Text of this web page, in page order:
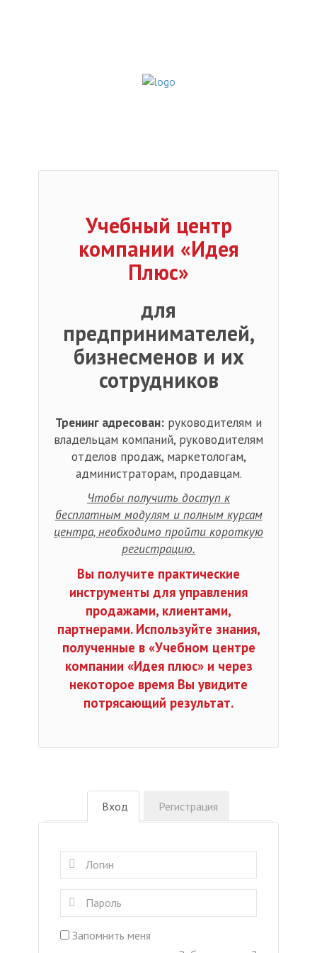
Учебный центр
компании «Идея
Плюс»
для
предпринимателей,
бизнесменов и их
сотрудников
Тренинг адресован: руководителям и
владельцам компаний, руководителям
отделов продаж, маркетологам,
администраторам, продавцам.
Чтобы получить доступ к
бесплатным модулям и полным курсам
центра, необходимо пройти короткую
регистрацию.
Вы получите практические
инструменты для управления
продажами, клиентами,
партнерами. Используйте знания,
полученные в «Учебном центре
компании «Идея плюс» и через
некоторое время Вы увидите
потрясающий результат.
Вход Регистрация
Запомнить меня